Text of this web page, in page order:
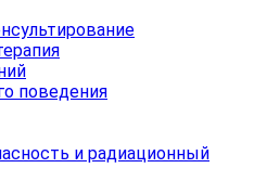
поведения
и радиационный